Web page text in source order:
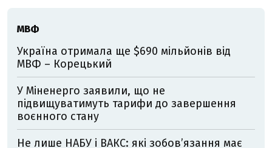
МВФ
Україна отримала ще $690 мільйонів від
МВФ – Корецький
У Міненерго заявили, що не
підвищуватимуть тарифи до завершення
воєнного стану
Не лише НАБУ і ВАКС: які зобов’язання має